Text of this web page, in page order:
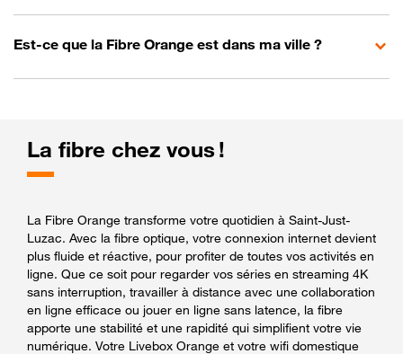
Est-ce que la Fibre Orange est dans ma ville ?
La fibre chez vous !
La Fibre Orange transforme votre quotidien à Saint-Just-
Luzac. Avec la fibre optique, votre connexion internet devient
plus fluide et réactive, pour profiter de toutes vos activités en
ligne. Que ce soit pour regarder vos séries en streaming 4K
sans interruption, travailler à distance avec une collaboration
en ligne efficace ou jouer en ligne sans latence, la fibre
apporte une stabilité et une rapidité qui simplifient votre vie
numérique. Votre Livebox Orange et votre wifi domestique